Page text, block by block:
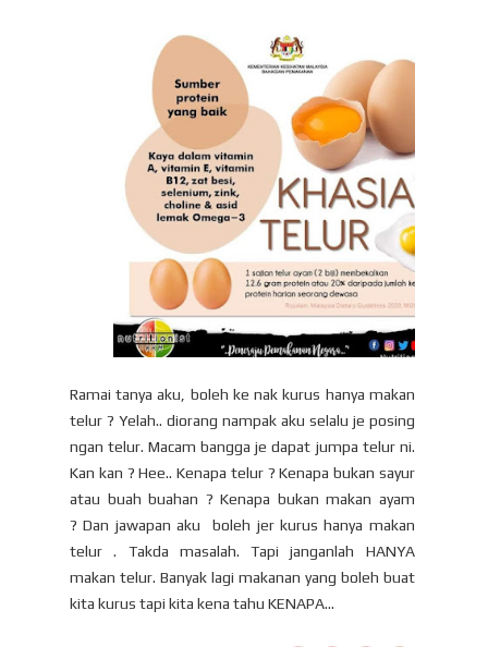
Ramai tanya aku, boleh ke nak kurus hanya makan
telur ? Yelah.. diorang nampak aku selalu je posing
ngan telur. Macam bangga je dapat jumpa telur ni.
Kan kan ? Hee.. Kenapa telur ? Kenapa bukan sayur
atau buah buahan ? Kenapa bukan makan ayam
? Dan jawapan aku boleh jer kurus hanya makan
telur . Takda masalah. Tapi janganlah HANYA
makan telur. Banyak lagi makanan yang boleh buat
kita kurus tapi kita kena tahu KENAPA...